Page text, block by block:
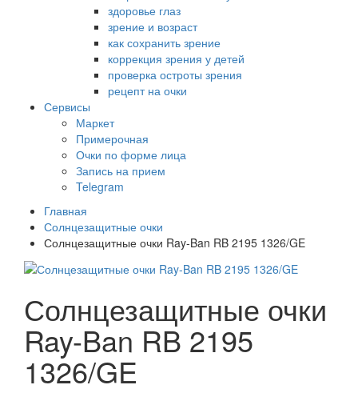
здоровье глаз
зрение и возраст
как сохранить зрение
коррекция зрения у детей
проверка остроты зрения
рецепт на очки
Сервисы
Маркет
Примерочная
Очки по форме лица
Запись на прием
Telegram
Главная
Солнцезащитные очки
Солнцезащитные очки Ray-Ban RB 2195 1326/GE
Солнцезащитные очки
Ray-Ban RB 2195
1326/GE